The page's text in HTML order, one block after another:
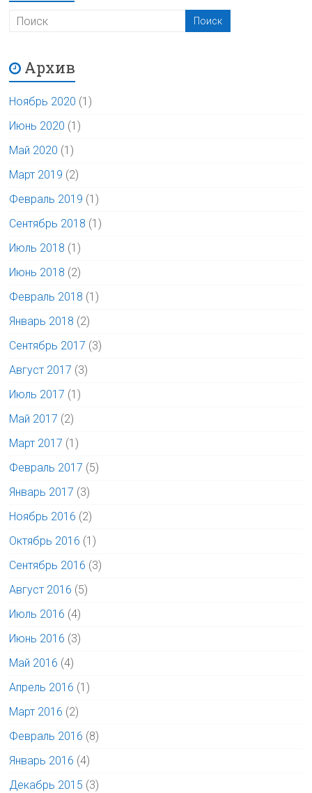
Архив
Ноябрь 2020 (1)
Июнь 2020 (1)
Май 2020 (1)
Март 2019 (2)
Февраль 2019 (1)
Сентябрь 2018 (1)
Июль 2018 (1)
Июнь 2018 (2)
Февраль 2018 (1)
Январь 2018 (2)
Сентябрь 2017 (3)
Август 2017 (3)
Июль 2017 (1)
Май 2017 (2)
Март 2017 (1)
Февраль 2017 (5)
Январь 2017 (3)
Ноябрь 2016 (2)
Октябрь 2016 (1)
Сентябрь 2016 (3)
Август 2016 (5)
Июль 2016 (4)
Июнь 2016 (3)
Май 2016 (4)
Апрель 2016 (1)
Март 2016 (2)
Февраль 2016 (8)
Январь 2016 (4)
Декабрь 2015 (3)